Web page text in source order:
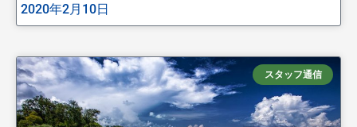
2020年2月10日
スタッフ通信